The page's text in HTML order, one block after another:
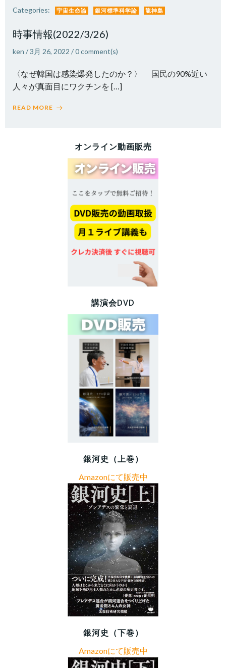
Categories: 宇宙生命論 銀河標準科学論 龍神島
時事情報(2022/3/26)
ken /3月 26, 2022 /0comment(s)
〈なぜ韓国は感染爆発したのか？〉 国民の90%近い
人々が真面目にワクチンを […]
READ MORE
オンライン動画販売
講演会DVD
銀河史（上巻）
Amazonにて販売中
銀河史（下巻）
Amazonにて販売中